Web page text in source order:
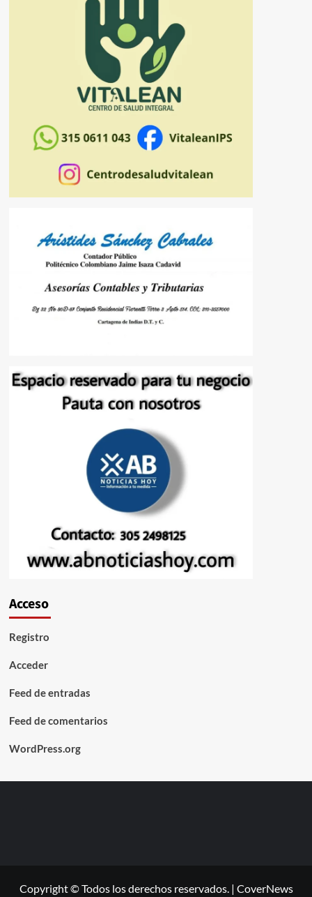
Acceso
Registro
Acceder
Feed de entradas
Feed de comentarios
WordPress.org
Copyright © Todos los derechos reservados. | CoverNews